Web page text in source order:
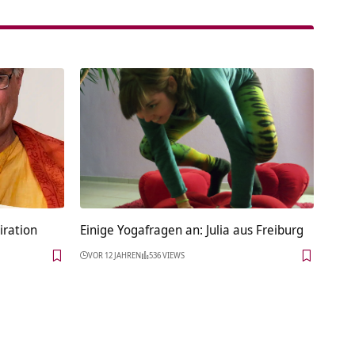
Einige Yogafragen an: Julia aus Freiburg
VOR 12 JAHREN 536 VIEWS